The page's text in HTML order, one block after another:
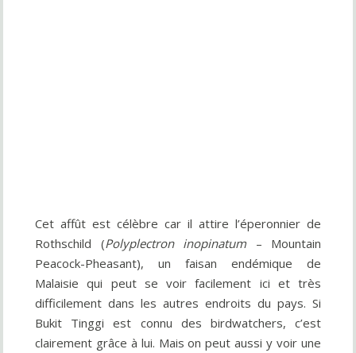
Cet affût est célèbre car il attire l’éperonnier de
Rothschild (Polyplectron inopinatum – Mountain
Peacock-Pheasant), un faisan endémique de
Malaisie qui peut se voir facilement ici et très
difficilement dans les autres endroits du pays. Si
Bukit Tinggi est connu des birdwatchers, c’est
clairement grâce à lui. Mais on peut aussi y voir une